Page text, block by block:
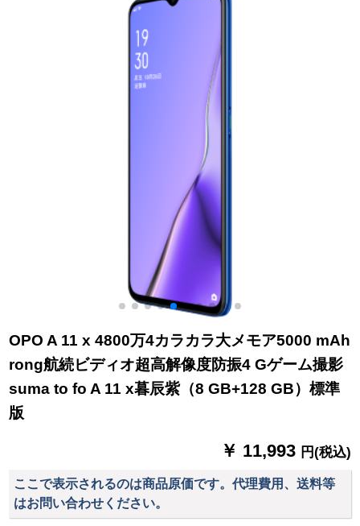
OPO A 11 x 4800万4カラカラ大メモア5000 mAh
rong航続ビディオ超高解像度防振4 Gゲーム撮影
suma to fo A 11 x暮辰紫（8 GB+128 GB）標準
版
￥ 11,993 円(税込)
ここで表示されるのは商品原価です。代理費用、送料等
はお問い合わせください。